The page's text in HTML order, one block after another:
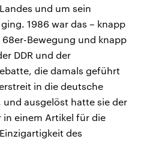
und um sein
1986 war das – knapp
Bewegung und knapp
DDR und der
die damals geführt
in die deutsche
ausgelöst hatte sie der
in einem Artikel für die
des